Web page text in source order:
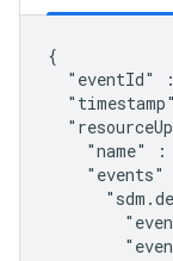
{
"eventId"
"name" :
"events"
      "